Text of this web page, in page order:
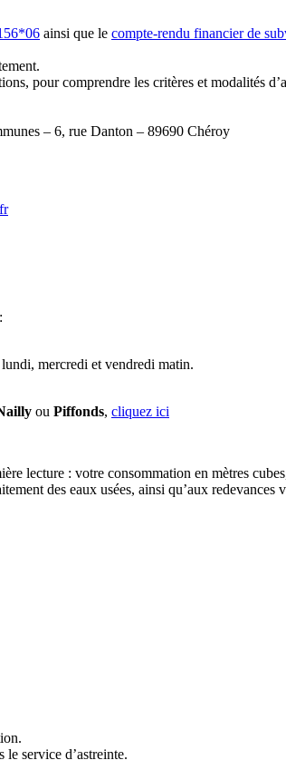
ainsi que le compte-rendu financier de
pour comprendre les critères et modalités
– 6, rue Danton – 89690 Chéroy
mercredi et vendredi matin.
ou Piffonds, cliquez ici
lecture : votre consommation en mètres
des eaux usées, ainsi qu’aux
le service d’astreinte.